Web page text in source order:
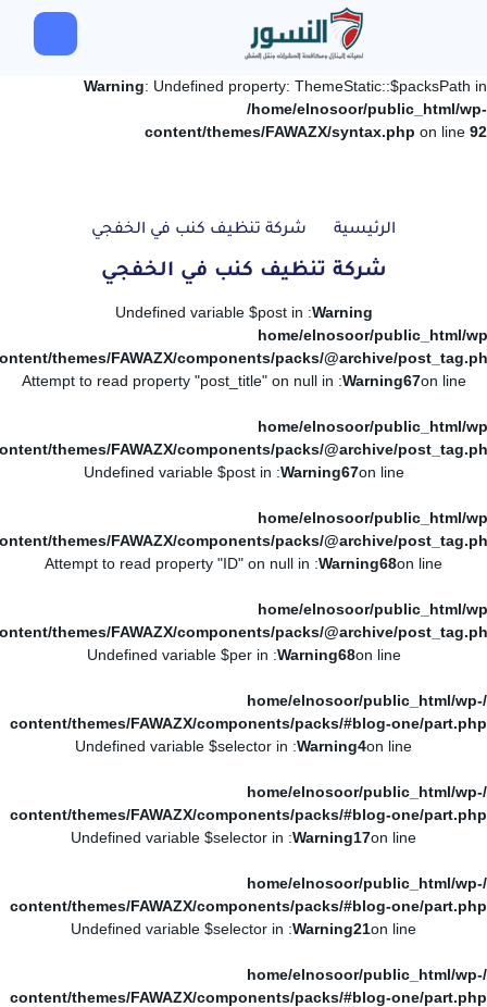
Warning: Undefined property: ThemeStatic::$packsPath in
/home/elnosoor/public_html/wp-
content/themes/FAWAZX/syntax.php on line 92
الرئيسية شركة تنظيف كنب في الخفجي
شركة تنظيف كنب في الخفجي
Warning
: Undefined variable $post in
/home/elnosoor/public_html/
themes/FAWAZX/components/packs/@archive/
on line
67
Warning
: Attempt to read property "post_title" on null in
/home/elnosoor/public_html/
themes/FAWAZX/components/packs/@archive/
on line
67
Warning
: Undefined variable $post in
/home/elnosoor/public_html/
themes/FAWAZX/components/packs/@archive/
on line
68
Warning
: Attempt to read property "ID" on null in
/home/elnosoor/public_html/
themes/FAWAZX/components/packs/@archive/
on line
68
Warning
: Undefined variable $per in
/home/elnosoor/public_html/wp-
content/themes/FAWAZX/components/packs/#blog-one/part.php
on line
4
Warning
: Undefined variable $selector in
/home/elnosoor/public_html/wp-
content/themes/FAWAZX/components/packs/#blog-one/part.php
on line
17
Warning
: Undefined variable $selector in
/home/elnosoor/public_html/wp-
content/themes/FAWAZX/components/packs/#blog-one/part.php
on line
21
Warning
: Undefined variable $selector in
/home/elnosoor/public_html/wp-
content/themes/FAWAZX/components/packs/#blog-one/part.php